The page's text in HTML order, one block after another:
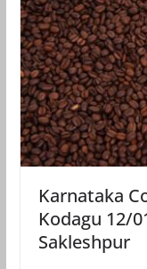
Karnataka
Kodagu 12/
Sakleshpur